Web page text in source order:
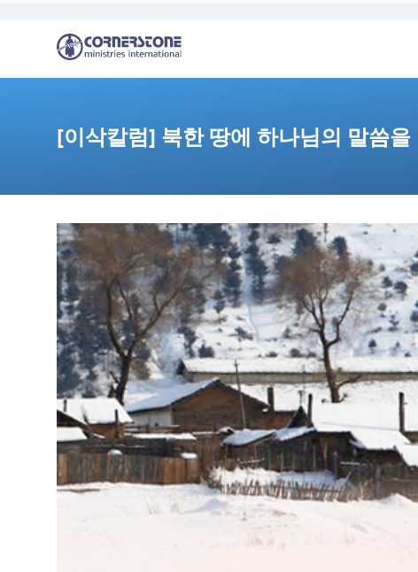
[이삭칼럼] 북한 땅에 하나님의 말씀